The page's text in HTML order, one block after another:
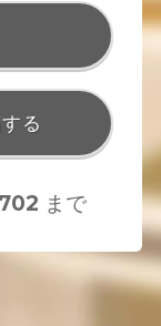
る
まで